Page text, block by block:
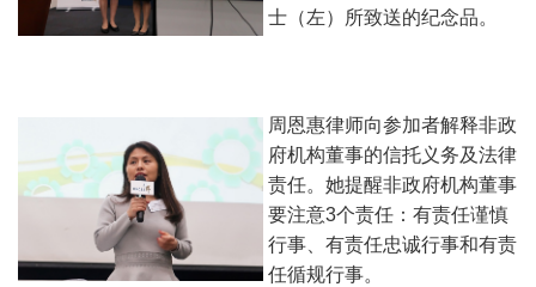
士（左）所致送的纪念品。
周恩惠律师向参加者解释非政
府机构董事的信托义务及法律
责任。她提醒非政府机构董事
要注意3个责任：有责任谨慎
行事、有责任忠诚行事和有责
任循规行事。